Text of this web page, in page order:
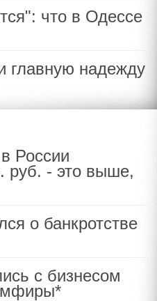
что в Одессе
главную надежду
России
руб. - это выше,
о банкротстве
с бизнесом